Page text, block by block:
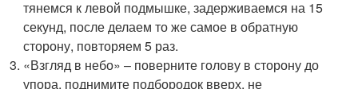
тянемся к левой подмышке, задерживаемся на 15
секунд, после делаем то же самое в обратную
сторону, повторяем 5 раз.
«Взгляд в небо» – поверните голову в сторону до
упора, поднимите подбородок вверх, не